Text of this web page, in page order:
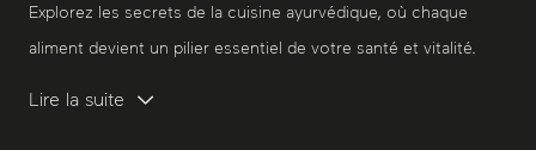
Explorez les secrets de la cuisine ayurvédique, où chaque
aliment devient un pilier essentiel de votre santé et vitalité.
Lire la suite